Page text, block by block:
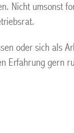
Nicht umsonst
oder sich als
Erfahrung gern